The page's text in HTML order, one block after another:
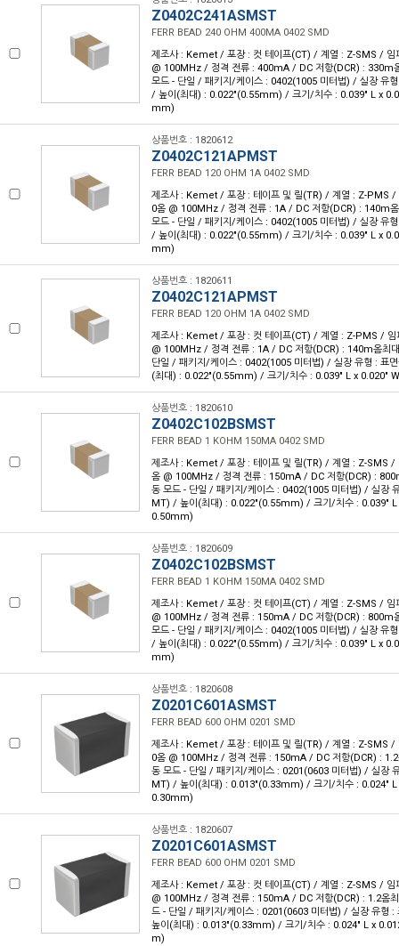
Z0402C241ASMST
FERR BEAD 240 OHM 400MA 0402 SMD
제조사 : Kemet / 포장 : 컷 테이프(CT) / 계열 : Z-SMS / 임
@ 100MHz / 정격 전류 : 400mA / DC 저항(DCR) : 330m
모드 - 단일 / 패키지/케이스 : 0402(1005 미터법) / 실장 유
/ 높이(최대) : 0.022"(0.55mm) / 크기/치수 : 0.039" L x
mm)
상품번호 : 1820612
Z0402C121APMST
FERR BEAD 120 OHM 1A 0402 SMD
제조사 : Kemet / 포장 : 테이프 및 릴(TR) / 계열 : Z-PMS /
0옴 @ 100MHz / 정격 전류 : 1A / DC 저항(DCR) : 140m
모드 - 단일 / 패키지/케이스 : 0402(1005 미터법) / 실장 유
/ 높이(최대) : 0.022"(0.55mm) / 크기/치수 : 0.039" L x
mm)
상품번호 : 1820611
Z0402C121APMST
FERR BEAD 120 OHM 1A 0402 SMD
제조사 : Kemet / 포장 : 컷 테이프(CT) / 계열 : Z-PMS / 임
@ 100MHz / 정격 전류 : 1A / DC 저항(DCR) : 140m옴최
단일 / 패키지/케이스 : 0402(1005 미터법) / 실장 유형 : 표
(최대) : 0.022"(0.55mm) / 크기/치수 : 0.039" L x 0.020"
상품번호 : 1820610
Z0402C102BSMST
FERR BEAD 1 KOHM 150MA 0402 SMD
제조사 : Kemet / 포장 : 테이프 및 릴(TR) / 계열 : Z-SMS /
옴 @ 100MHz / 정격 전류 : 150mA / DC 저항(DCR) :
동 모드 - 단일 / 패키지/케이스 : 0402(1005 미터법) / 실장
MT) / 높이(최대) : 0.022"(0.55mm) / 크기/치수 : 0.039"
0.50mm)
상품번호 : 1820609
Z0402C102BSMST
FERR BEAD 1 KOHM 150MA 0402 SMD
제조사 : Kemet / 포장 : 컷 테이프(CT) / 계열 : Z-SMS / 임
@ 100MHz / 정격 전류 : 150mA / DC 저항(DCR) : 800m
모드 - 단일 / 패키지/케이스 : 0402(1005 미터법) / 실장 유
/ 높이(최대) : 0.022"(0.55mm) / 크기/치수 : 0.039" L x
mm)
상품번호 : 1820608
Z0201C601ASMST
FERR BEAD 600 OHM 0201 SMD
제조사 : Kemet / 포장 : 테이프 및 릴(TR) / 계열 : Z-SMS /
0옴 @ 100MHz / 정격 전류 : 150mA / DC 저항(DCR) :
동 모드 - 단일 / 패키지/케이스 : 0201(0603 미터법) / 실장
MT) / 높이(최대) : 0.013"(0.33mm) / 크기/치수 : 0.024"
0.30mm)
상품번호 : 1820607
Z0201C601ASMST
FERR BEAD 600 OHM 0201 SMD
제조사 : Kemet / 포장 : 컷 테이프(CT) / 계열 : Z-SMS / 임
@ 100MHz / 정격 전류 : 150mA / DC 저항(DCR) : 1.2옴
드 - 단일 / 패키지/케이스 : 0201(0603 미터법) / 실장 유형
높이(최대) : 0.013"(0.33mm) / 크기/치수 : 0.024" L x
m)